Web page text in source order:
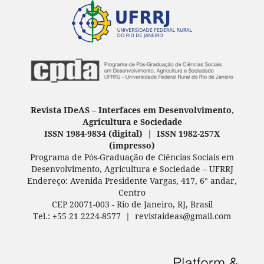
Revista IDeAS – Interfaces em Desenvolvimento,
Agricultura e Sociedade
ISSN 1984-9834 (digital) | ISSN 1982-257X
(impresso)
Programa de Pós-Graduação de Ciências Sociais em
Desenvolvimento, Agricultura e Sociedade – UFRRJ
Endereço: Avenida Presidente Vargas, 417, 6° andar,
Centro
CEP 20071-003 - Rio de Janeiro, RJ, Brasil
Tel.: +55 21 2224-8577 | revistaideas@gmail.com